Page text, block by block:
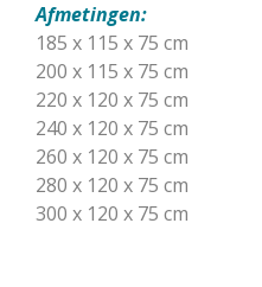
Afmetingen:
185 x 115 x 75 cm
200 x 115 x 75 cm
220 x 120 x 75 cm
240 x 120 x 75 cm
260 x 120 x 75 cm
280 x 120 x 75 cm
300 x 120 x 75 cm